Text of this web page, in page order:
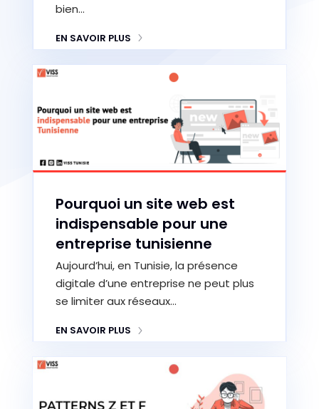
bien…
EN SAVOIR PLUS
Pourquoi un site web est
indispensable pour une
entreprise tunisienne
Aujourd’hui, en Tunisie, la présence
digitale d’une entreprise ne peut plus
se limiter aux réseaux…
EN SAVOIR PLUS